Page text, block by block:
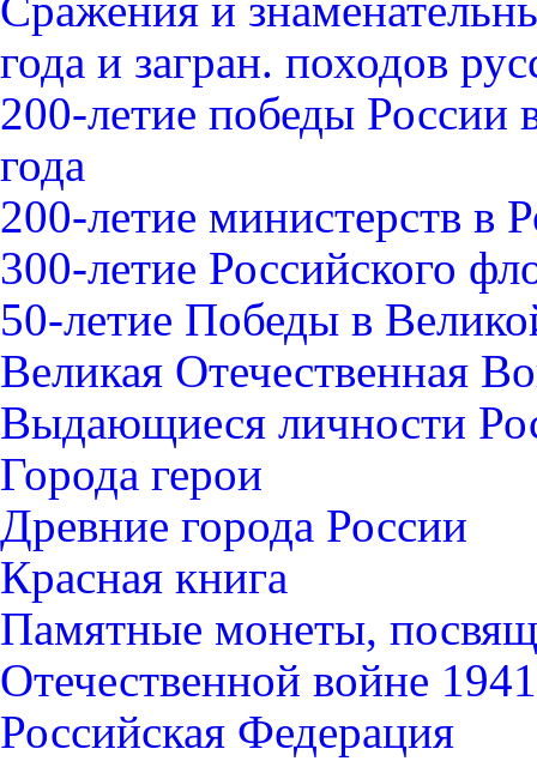
года и загран. походов
200-летие победы России
года
200-летие министерств в
300-летие Российского
50-летие Победы в
Великая Отечественная
Выдающиеся личности
Города герои
Древние города России
Красная книга
Памятные монеты,
Отечественной войне
Российская Федерация